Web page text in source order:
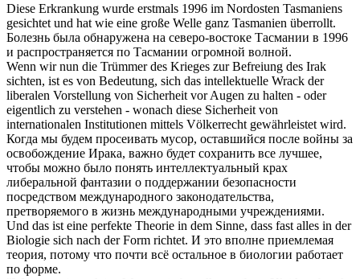
Diese Erkrankung wurde erstmals 1996 im Nordosten Tasmaniens
gesichtet und hat wie eine große Welle ganz Tasmanien überrollt.
Болезнь была обнаружена на северо-востоке Тасмании в 1996
и распространяется по Тасмании огромной волной.
Wenn wir nun die Trümmer des Krieges zur Befreiung des Irak
sichten, ist es von Bedeutung, sich das intellektuelle Wrack der
liberalen Vorstellung von Sicherheit vor Augen zu halten - oder
eigentlich zu verstehen - wonach diese Sicherheit von
internationalen Institutionen mittels Völkerrecht gewährleistet wird.
Когда мы будем просеивать мусор, оставшийся после войны за
освобождение Ирака, важно будет сохранить все лучшее,
чтобы можно было понять интеллектуальный крах
либеральной фантазии о поддержании безопасности
посредством международного законодательства,
претворяемого в жизнь международными учреждениями.
Und das ist eine perfekte Theorie in dem Sinne, dass fast alles in der
Biologie sich nach der Form richtet. И это вполне приемлемая
теория, потому что почти всё остальное в биологии работает
по форме.